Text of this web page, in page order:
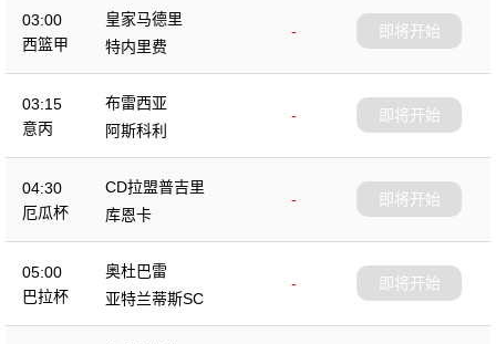
03:00
西篮甲
皇家马德里
-
特内里费
即将开始
03:15
意丙
布雷西亚
-
阿斯科利
即将开始
04:30
厄瓜杯
CD拉盟普吉里
-
库恩卡
即将开始
05:00
巴拉杯
奥杜巴雷
-
亚特兰蒂斯SC
即将开始